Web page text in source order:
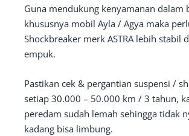
Guna mendukung kenyamanan dalam
khususnya mobil Ayla / Agya maka
Shockbreaker merk ASTRA lebih stabil
empuk.
Pastikan cek & pergantian suspensi /
setiap 30.000 – 50.000 km / 3 tahun,
peredam sudah lemah sehingga tidak
kadang bisa limbung.